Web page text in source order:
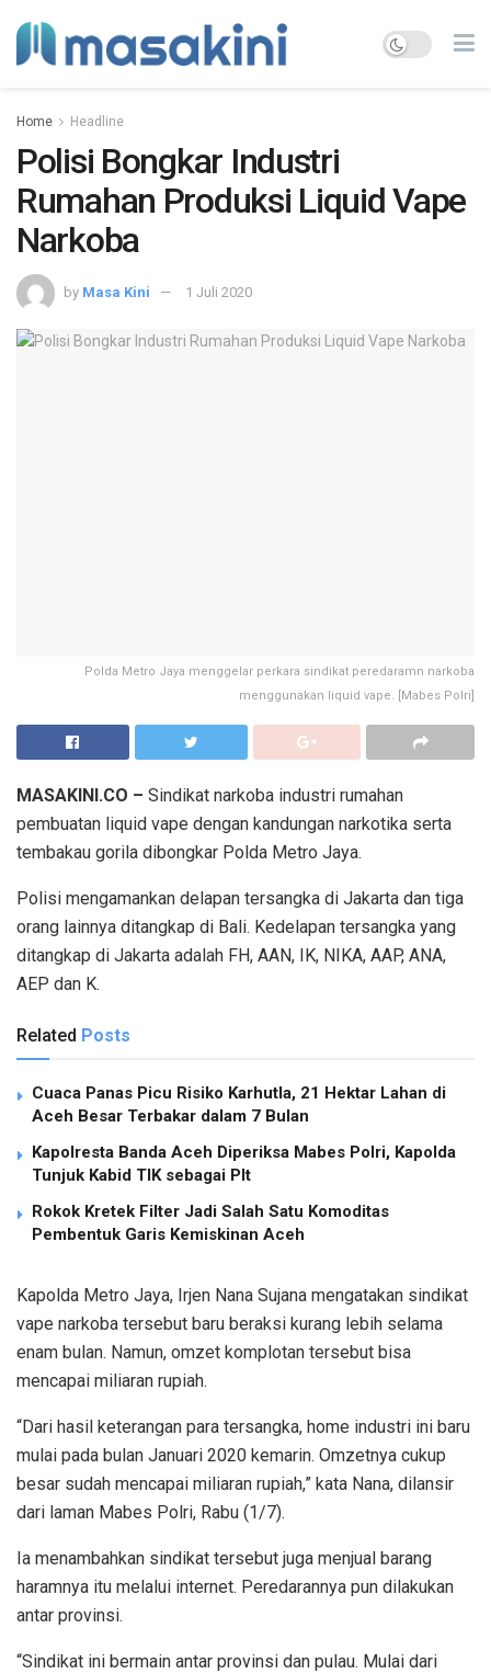
Home Headline
Polisi Bongkar Industri
Rumahan Produksi Liquid Vape
Narkoba
by Masa Kini 1 Juli 2020
Polda Metro Jaya menggelar perkara sindikat peredaramn narkoba
menggunakan liquid vape. [Mabes Polri]
MASAKINI.CO – Sindikat narkoba industri rumahan
pembuatan liquid vape dengan kandungan narkotika serta
tembakau gorila dibongkar Polda Metro Jaya.
Polisi mengamankan delapan tersangka di Jakarta dan tiga
orang lainnya ditangkap di Bali. Kedelapan tersangka yang
ditangkap di Jakarta adalah FH, AAN, IK, NIKA, AAP, ANA,
AEP dan K.
Related Posts
Cuaca Panas Picu Risiko Karhutla, 21 Hektar Lahan di
Aceh Besar Terbakar dalam 7 Bulan
Kapolresta Banda Aceh Diperiksa Mabes Polri, Kapolda
Tunjuk Kabid TIK sebagai Plt
Rokok Kretek Filter Jadi Salah Satu Komoditas
Pembentuk Garis Kemiskinan Aceh
Kapolda Metro Jaya, Irjen Nana Sujana mengatakan sindikat
vape narkoba tersebut baru beraksi kurang lebih selama
enam bulan. Namun, omzet komplotan tersebut bisa
mencapai miliaran rupiah.
“Dari hasil keterangan para tersangka, home industri ini baru
mulai pada bulan Januari 2020 kemarin. Omzetnya cukup
besar sudah mencapai miliaran rupiah,” kata Nana, dilansir
dari laman Mabes Polri, Rabu (1/7).
Ia menambahkan sindikat tersebut juga menjual barang
haramnya itu melalui internet. Peredarannya pun dilakukan
antar provinsi.
“Sindikat ini bermain antar provinsi dan pulau. Mulai dari